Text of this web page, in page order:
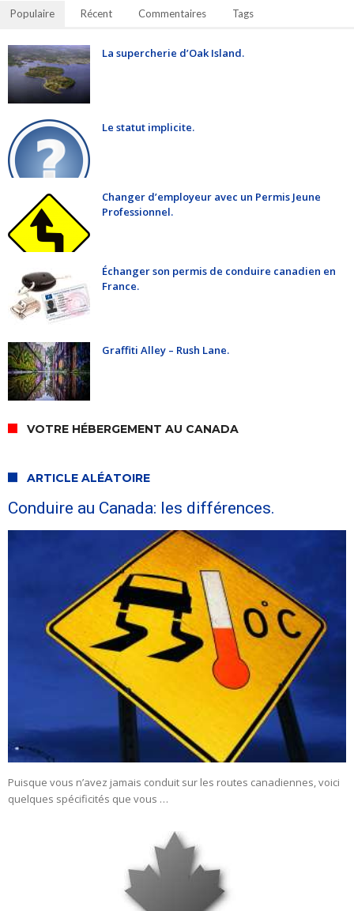
Populaire Récent Commentaires Tags
La supercherie d’Oak Island.
Le statut implicite.
Changer d’employeur avec un Permis Jeune
Professionnel.
Échanger son permis de conduire canadien en
France.
Graffiti Alley – Rush Lane.
VOTRE HÉBERGEMENT AU CANADA
ARTICLE ALÉATOIRE
Conduire au Canada: les différences.
Puisque vous n’avez jamais conduit sur les routes canadiennes, voici
quelques spécificités que vous …